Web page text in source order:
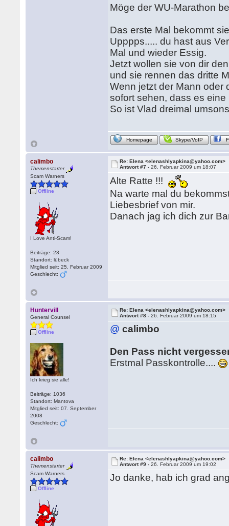
Möge der WU-Marathon
Das erste Mal bekommt
Upppps..... du hast aus
Mal und wieder Essig.
Jetzt wollen sie von dir
und sie rennen das dritte
Wenn jetzt der Mann oder
sofort sehen, dass es
So ist Vlad dreimal
Homepage Skype/VoIP
calimbo
Themenstarter
Scam Warners
Offline
I Love Anti-Scam!
Beiträge: 23
Standort: lübeck
Mitglied seit: 25. Februar 2009
Geschlecht:
Re: Elena <elenashlyapkina@yahoo.com>
Antwort #7 -26. Februar 2009 um 18:07
Alte Ratte !!!
Na warte mal du
Liebesbrief von mir.
Danach jag ich dich zur
Huntervill
General Counsel
Offline
Ich krieg sie alle!
Beiträge: 1036
Standort: Mantova
Mitglied seit: 07. September
2008
Geschlecht:
Re: Elena <elenashlyapkina@yahoo.com>
Antwort #8 -26. Februar 2009 um 18:15
@ calimbo
Den Pass nicht
Erstmal Passkontrolle....
calimbo
Themenstarter
Scam Warners
Offline
Re: Elena <elenashlyapkina@yahoo.com>
Antwort #9 -26. Februar 2009 um 19:02
Jo danke, hab ich grad